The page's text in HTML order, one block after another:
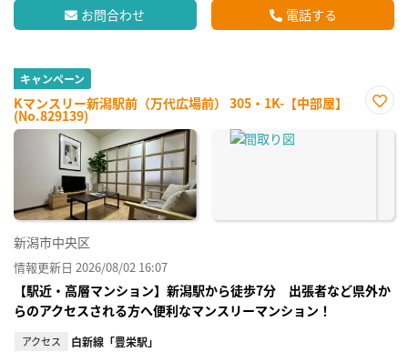
お問合わせ 電話する
キャンペーン
Kマンスリー新潟駅前（万代広場前） 305・1K-【中部屋】
(No.829139)
に入
新潟市中央区
情報更新日 2026/08/02 16:07
【駅近・高層マンション】新潟駅から徒歩7分 出張者など県外か
らのアクセスされる方へ便利なマンスリーマンション！
アクセス 白新線「豊栄駅」